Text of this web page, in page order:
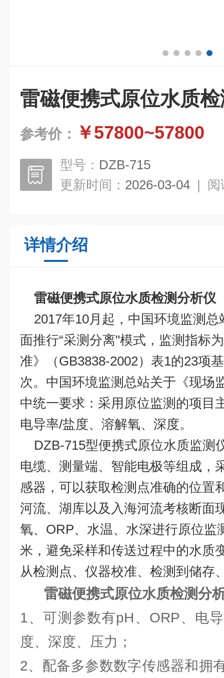
雷磁便携式原位水质
参考价： ￥57800~57800
型号： DZB-715
更新时间： 2026-03-04 | 阅
详情介绍
雷磁便携式原位水质检测分析仪
2017年10月起，中国环境监测总
面推行“采测分离"模式，监测指标
准》（GB3838-2002）表1的23项
次。中国环境监测总站关于《现场
中统一要求：采用原位监测的项目
电导率/盐度、溶解氧、深度。
DZB-715型便携式原位水质监测
电缆、测量端、智能电极等组成，
感器， 可以获取检测点准确的位置
河流、湖库以及 入海河流考核断面
氧、 ORP、水温、水深进行原位监
米， 避免采样和传送过程中的水质
从检测点、仪器校准、检测到储存
雷磁便携式原位水质检测分
1、可测参数有pH、ORP、电
度、深度、压力；
2、配备多参数数字传感器和拥